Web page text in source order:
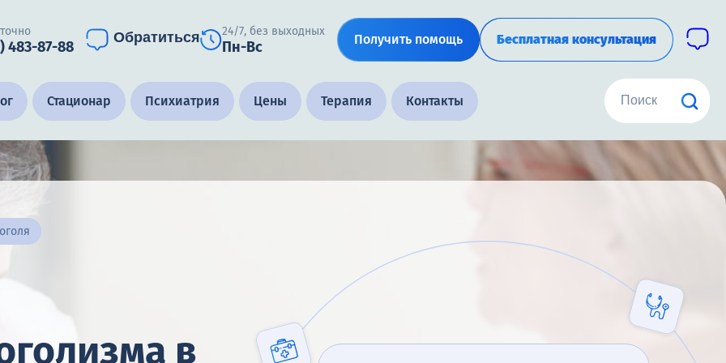
483-87-88
Обратиться 24/7, без выходных
Пн-Вс Получить помощь Бесплатная консультация
Стационар Психиатрия Цены Терапия Контакты
в